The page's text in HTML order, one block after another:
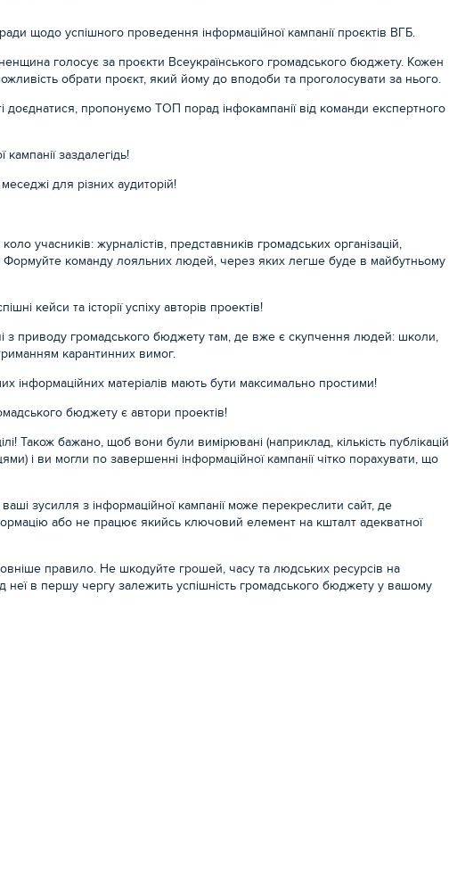
щодо успішного проведення інформаційної кампанії проєктів ВГБ.
голосує за проєкти Всеукраїнського громадського бюджету. Кожен
обрати проєкт, який йому до вподоби та проголосувати за нього.
доєднатися, пропонуємо ТОП порад інфокампанії від команди експертного
заздалегідь!
для різних аудиторій!
учасників: журналістів, представників громадських організацій,
Формуйте команду лояльних людей, через яких легше буде в майбутньому
кейси та історії успіху авторів проектів!
з приводу громадського бюджету там, де вже є скупчення людей: школи,
карантинних вимог.
інформаційних матеріалів мають бути максимально простими!
бюджету є автори проектів!
Також бажано, щоб вони були вимірювані (наприклад, кількість публікацій
і ви могли по завершенні інформаційної кампанії чітко порахувати, що
ваші зусилля з інформаційної кампанії може перекреслити сайт, де
або не працює якийсь ключовий елемент на кшталт адекватної
правило. Не шкодуйте грошей, часу та людських ресурсів на
неї в першу чергу залежить успішність громадського бюджету у вашому